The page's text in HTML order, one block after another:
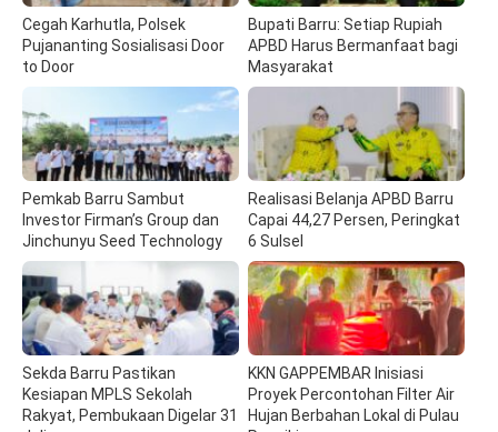
Cegah Karhutla, Polsek
Pujananting Sosialisasi Door
to Door
Bupati Barru: Setiap Rupiah
APBD Harus Bermanfaat bagi
Masyarakat
Pemkab Barru Sambut
Investor Firman’s Group dan
Jinchunyu Seed Technology
Realisasi Belanja APBD Barru
Capai 44,27 Persen, Peringkat
6 Sulsel
Sekda Barru Pastikan
Kesiapan MPLS Sekolah
Rakyat, Pembukaan Digelar 31
KKN GAPPEMBAR Inisiasi
Proyek Percontohan Filter Air
Hujan Berbahan Lokal di Pulau